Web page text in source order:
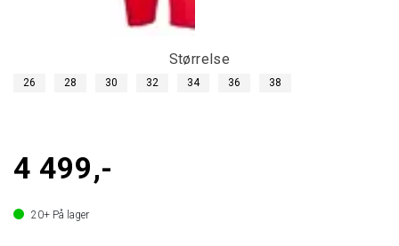
Størrelse
26 28 30 32 34 36 38
4 499,-
20+ På lager